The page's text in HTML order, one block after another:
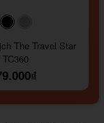
The Travel Star
TC360